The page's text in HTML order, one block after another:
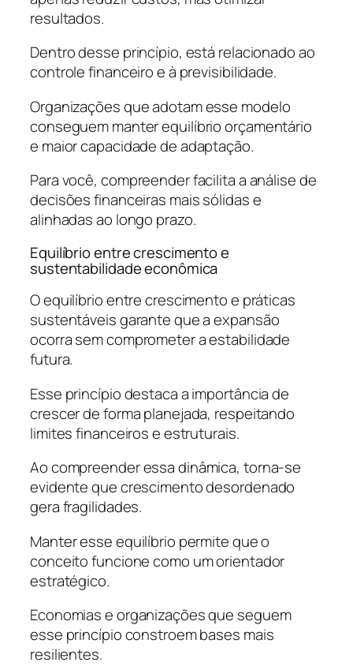
resultados.
Dentro desse princípio, está relacionado ao
controle financeiro e à previsibilidade.
Organizações que adotam esse modelo
conseguem manter equilíbrio orçamentário
e maior capacidade de adaptação.
Para você, compreender facilita a análise de
decisões financeiras mais sólidas e
alinhadas ao longo prazo.
Equilíbrio entre crescimento e
sustentabilidade econômica
O equilíbrio entre crescimento e práticas
sustentáveis garante que a expansão
ocorra sem comprometer a estabilidade
futura.
Esse princípio destaca a importância de
crescer de forma planejada, respeitando
limites financeiros e estruturais.
Ao compreender essa dinâmica, torna-se
evidente que crescimento desordenado
gera fragilidades.
Manter esse equilíbrio permite que o
conceito funcione como um orientador
estratégico.
Economias e organizações que seguem
esse princípio constroem bases mais
resilientes.